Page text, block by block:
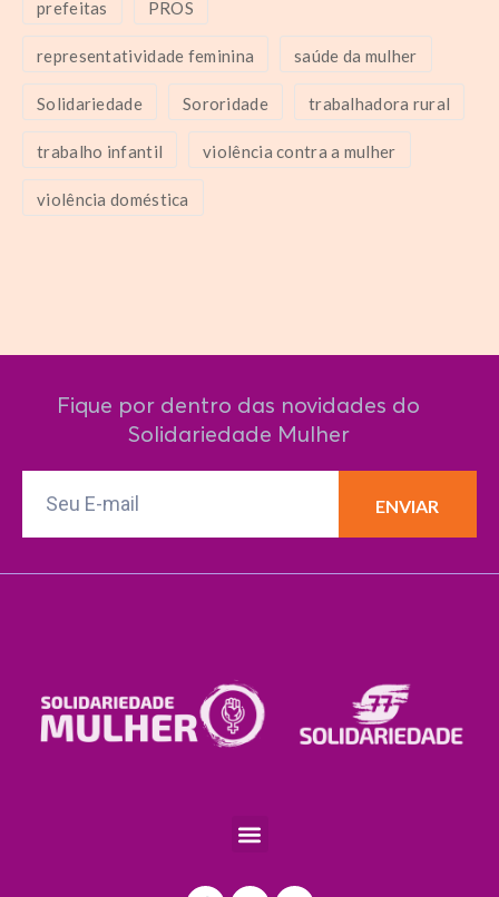
prefeitas PROS
representatividade feminina saúde da mulher
Solidariedade Sororidade trabalhadora rural
trabalho infantil violência contra a mulher
violência doméstica
Fique por dentro das novidades do
Solidariedade Mulher